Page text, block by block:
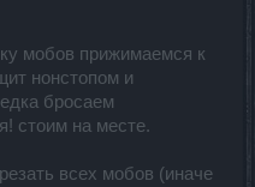
мобов прижимаемся к
нонстопом и
бросаем
стоим на месте.
всех мобов (иначе